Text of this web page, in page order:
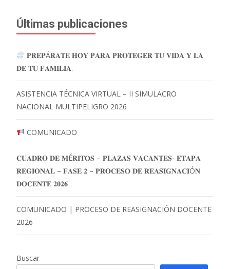
Últimas publicaciones
𝐏𝐑𝐄𝐏Á𝐑𝐀𝐓𝐄 𝐇𝐎𝐘 𝐏𝐀𝐑𝐀 𝐏𝐑𝐎𝐓𝐄𝐆𝐄𝐑 𝐓𝐔 𝐕𝐈𝐃𝐀 𝐘 𝐋𝐀
𝐃𝐄 𝐓𝐔 𝐅𝐀𝐌𝐈𝐋𝐈𝐀.
ASISTENCIA TÉCNICA VIRTUAL – II SIMULACRO
NACIONAL MULTIPELIGRO 2026
COMUNICADO
𝐂𝐔𝐀𝐃𝐑𝐎 𝐃𝐄 𝐌É𝐑𝐈𝐓𝐎𝐒 – 𝐏𝐋𝐀𝐙𝐀𝐒 𝐕𝐀𝐂𝐀𝐍𝐓𝐄𝐒- 𝐄𝐓𝐀𝐏𝐀
𝐑𝐄𝐆𝐈𝐎𝐍𝐀𝐋 – 𝐅𝐀𝐒𝐄 𝟐 – 𝐏𝐑𝐎𝐂𝐄𝐒𝐎 𝐃𝐄 𝐑𝐄𝐀𝐒𝐈𝐆𝐍𝐀𝐂𝐈Ó𝐍
𝐃𝐎𝐂𝐄𝐍𝐓𝐄 𝟐𝟎𝟐𝟔
COMUNICADO | PROCESO DE REASIGNACIÓN DOCENTE
2026
Buscar